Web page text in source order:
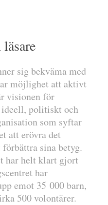
sig bekväma med
möjlighet att aktivt
visionen för
politiskt och
som syftar
att erövra det
förbättra sina betyg.
har helt klart gjort
har
emot 35 000 barn,
500 volontärer.